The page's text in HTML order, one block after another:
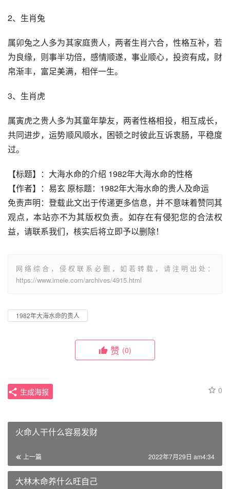
2、生肖兔
属卯兔之人多为其家庭贵人，两者生肖六合，性格互补，若
为良缘，则事半功倍，感情顺遂，事业顺心，投资有成，财
帛渐丰，富足美满，相伴一生。
3、生肖虎
属寅虎之贵人多为其童年挚友，两者性格相投，相互成长，
共同进步，运势顺风顺水，困顿之时彼此互诉衷肠，平稳度
过。
【标题】：大海水命的介绍 1982年大海水命的性格
【作者】：易玄 原标题：1982年大海水命的贵人及命运
免责声明：登载此文出于传递更多信息，并不意味着赞同其
观点，本站亦不为其版权负责。如存在有侵犯您的合法权
益，请联系我们，核实后将立即予以删除！
网络综合，侵权联系必删，如若转载，请注明出处：
https://www.imeie.com/archives/4915.html
1982年大海水命的贵人
赞 (0)
0
生成海报
火命人干什么容易发财
上一篇 2022年7月29日 am4:34
大林木命养什么旺自己